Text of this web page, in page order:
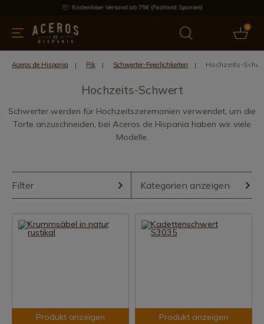
Kostenloser Versand ab 75€ (Festland Spanien)
0
Bietet Aktuelles Bestseller
Aceros de Hispania Pik Schwerter-Feierlichkeiten Hochzeits-
Hochzeits-Schwert
Schwerter werden für Hochzeitszeremonien verwendet, um die
Torte anzuschneiden, bei Aceros de Hispania haben wir viele
Modelle.
Filter Kategorien anzeigen
Produkt anzeigen Produkt anzeigen